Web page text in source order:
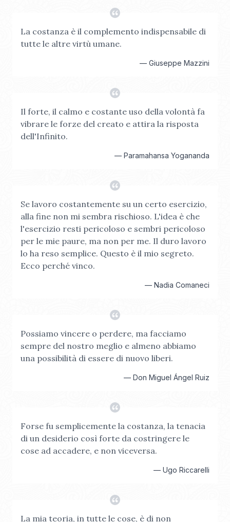
La costanza è il complemento indispensabile di
tutte le altre virtù umane.
— Giuseppe Mazzini
Il forte, il calmo e costante uso della volontà fa
vibrare le forze del creato e attira la risposta
dell'Infinito.
— Paramahansa Yogananda
Se lavoro costantemente su un certo esercizio,
alla fine non mi sembra rischioso. L'idea è che
l'esercizio resti pericoloso e sembri pericoloso
per le mie paure, ma non per me. Il duro lavoro
lo ha reso semplice. Questo è il mio segreto.
Ecco perché vinco.
— Nadia Comaneci
Possiamo vincere o perdere, ma facciamo
sempre del nostro meglio e almeno abbiamo
una possibilità di essere di nuovo liberi.
— Don Miguel Ángel Ruiz
Forse fu semplicemente la costanza, la tenacia
di un desiderio così forte da costringere le
cose ad accadere, e non viceversa.
— Ugo Riccarelli
La mia teoria, in tutte le cose, è di non